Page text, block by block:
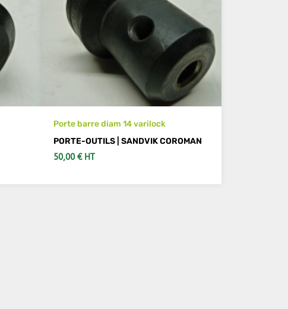
Porte barre diam 14 varilock
PORTE-OUTILS | SANDVIK COROMAN
50,00 € HT